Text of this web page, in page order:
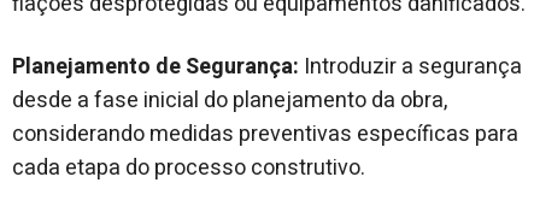
Planejamento de Segurança: Introduzir a segurança
desde a fase inicial do planejamento da obra,
considerando medidas preventivas específicas para
cada etapa do processo construtivo.